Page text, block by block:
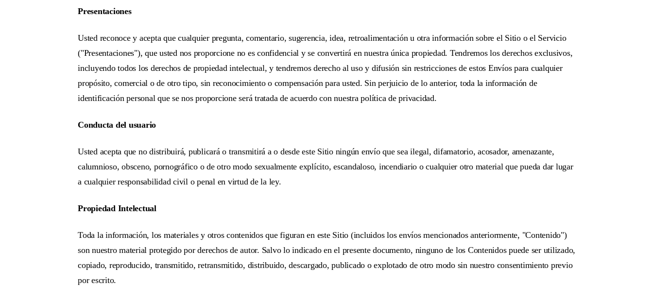
Presentaciones
Usted reconoce y acepta que cualquier pregunta, comentario, sugerencia, idea, retroalimentación u otra información sobre el Sitio o el Servicio
("Presentaciones"), que usted nos proporcione no es confidencial y se convertirá en nuestra única propiedad. Tendremos los derechos exclusivos,
incluyendo todos los derechos de propiedad intelectual, y tendremos derecho al uso y difusión sin restricciones de estos Envíos para cualquier
propósito, comercial o de otro tipo, sin reconocimiento o compensación para usted. Sin perjuicio de lo anterior, toda la información de
identificación personal que se nos proporcione será tratada de acuerdo con nuestra política de privacidad.
Conducta del usuario
Usted acepta que no distribuirá, publicará o transmitirá a o desde este Sitio ningún envío que sea ilegal, difamatorio, acosador, amenazante,
calumnioso, obsceno, pornográfico o de otro modo sexualmente explícito, escandaloso, incendiario o cualquier otro material que pueda dar lugar
a cualquier responsabilidad civil o penal en virtud de la ley.
Propiedad Intelectual
Toda la información, los materiales y otros contenidos que figuran en este Sitio (incluidos los envíos mencionados anteriormente, "Contenido")
son nuestro material protegido por derechos de autor. Salvo lo indicado en el presente documento, ninguno de los Contenidos puede ser utilizado,
copiado, reproducido, transmitido, retransmitido, distribuido, descargado, publicado o explotado de otro modo sin nuestro consentimiento previo
por escrito.